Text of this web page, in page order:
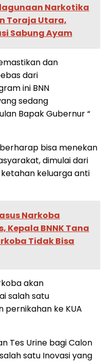
Narkotika
Toraja Utara,
Sabung Ayam
dan
dari
ini BNN
sedang
Bapak Gubernur “
bisa menekan
dimulai dari
keluarga anti
Narkoba
Kepala BNNK Tana
Tidak Bisa
akan
salah satu
ke KUA
Tes Urine bagi Calon
satu Inovasi yang